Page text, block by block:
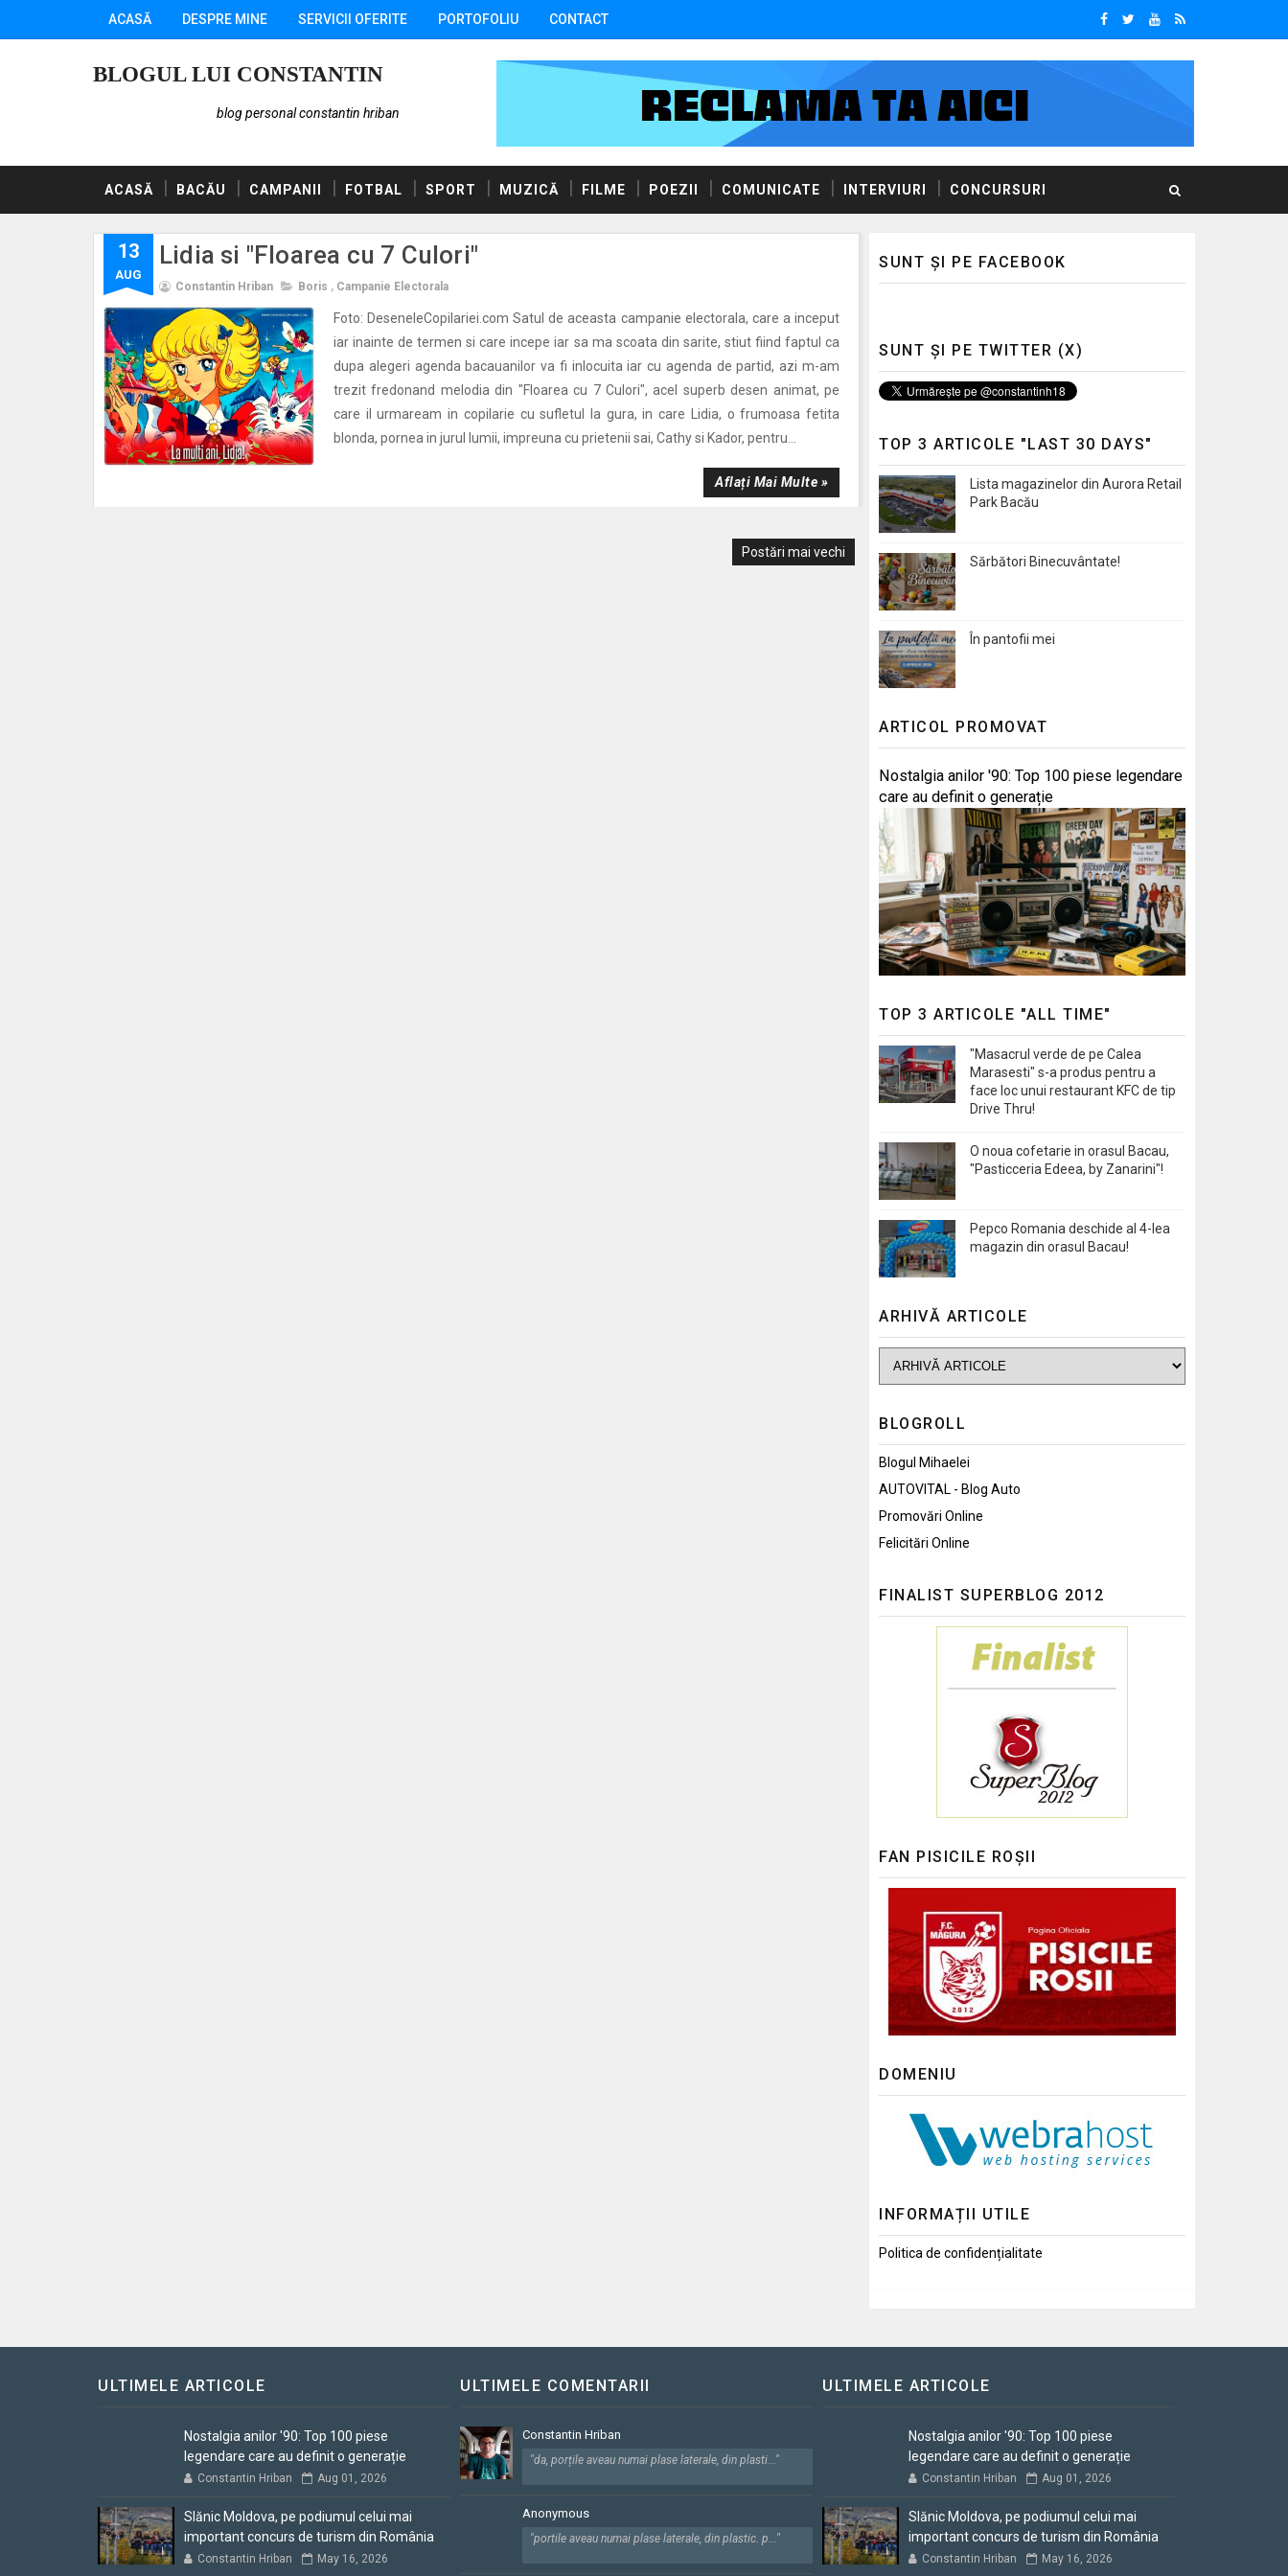
ACASĂ DESPRE MINE SERVICII OFERITE PORTOFOLIU CONTACT
BLOGUL LUI CONSTANTIN
blog personal constantin hriban
ACASĂ BACĂU CAMPANII FOTBAL SPORT MUZICĂ FILME POEZII COMUNICATE INTERVIURI CONCURSURI
13
AUG
Lidia si "Floarea cu 7 Culori"
Constantin Hriban Boris , Campanie Electorala
Foto: DeseneleCopilariei.com Satul de aceasta campanie electorala, care a inceput
iar inainte de termen si care incepe iar sa ma scoata din sarite, stiut fiind faptul ca
dupa alegeri agenda bacauanilor va fi inlocuita iar cu agenda de partid, azi m-am
trezit fredonand melodia din "Floarea cu 7 Culori", acel superb desen animat, pe
care il urmaream in copilarie cu sufletul la gura, in care Lidia, o frumoasa fetita
blonda, pornea in jurul lumii, impreuna cu prietenii sai, Cathy si Kador, pentru...
Aflați Mai Multe »
Postări mai vechi
SUNT ȘI PE FACEBOOK
SUNT ȘI PE TWITTER (X)
TOP 3 ARTICOLE "LAST 30 DAYS"
Lista magazinelor din Aurora Retail
Park Bacău
Sărbători Binecuvântate!
În pantofii mei
ARTICOL PROMOVAT
Nostalgia anilor '90: Top 100 piese legendare
care au definit o generație
TOP 3 ARTICOLE "ALL TIME"
"Masacrul verde de pe Calea
Marasesti" s-a produs pentru a
face loc unui restaurant KFC de tip
Drive Thru!
O noua cofetarie in orasul Bacau,
"Pasticceria Edeea, by Zanarini"!
Pepco Romania deschide al 4-lea
magazin din orasul Bacau!
ARHIVĂ ARTICOLE
BLOGROLL
Blogul Mihaelei
AUTOVITAL - Blog Auto
Promovări Online
Felicitări Online
FINALIST SUPERBLOG 2012
FAN PISICILE ROȘII
DOMENIU
INFORMAȚII UTILE
Politica de confidențialitate
ULTIMELE ARTICOLE
Nostalgia anilor '90: Top 100 piese
legendare care au definit o generație
Constantin Hriban Aug 01, 2026
Slănic Moldova, pe podiumul celui mai
important concurs de turism din România
Constantin Hriban May 16, 2026
ULTIMELE COMENTARII
Constantin Hriban
"da, porțile aveau numai plase laterale, din plasti..."
Anonymous
"portile aveau numai plase laterale, din plastic. p..."
ULTIMELE ARTICOLE
Nostalgia anilor '90: Top 100 piese
legendare care au definit o generație
Constantin Hriban Aug 01, 2026
Slănic Moldova, pe podiumul celui mai
important concurs de turism din România
Constantin Hriban May 16, 2026